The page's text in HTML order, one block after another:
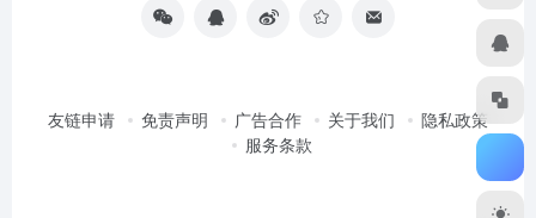
友链申请 免责声明 广告合作 关于我们
隐私政策
服务条款